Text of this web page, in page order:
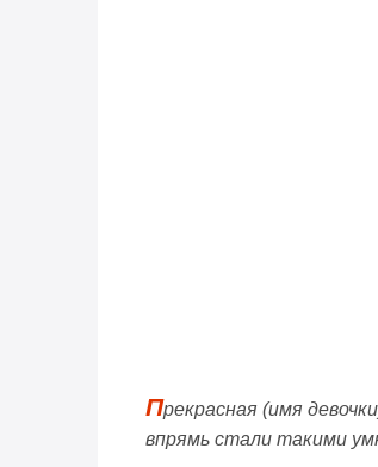
Прекрасная (имя
впрямь стали такими